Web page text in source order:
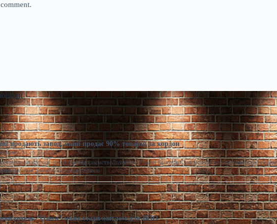
продають завод, який продає 90% товарів за кордон
Сер 7, 2026
на продаж діюче агропідприємство/Inventure У місті Конотоп Сумської області виставили на продаж
прав діючого агропереробного
готель “Одеса” може стати житлом для ВПО